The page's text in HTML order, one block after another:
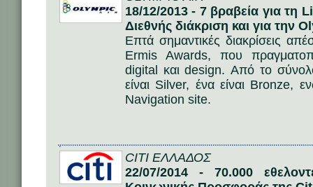
18/12/2013 - 7 βραβεία για
Διεθνής διάκριση και για την
Επτά σημαντικές διακρίσεις
Ermis Awards, που
digital και design. Από το
είναι Silver, ένα είναι Bronze,
Navigation site.
CITI ΕΛΛΑΔΟΣ
22/07/2014 - 70.000